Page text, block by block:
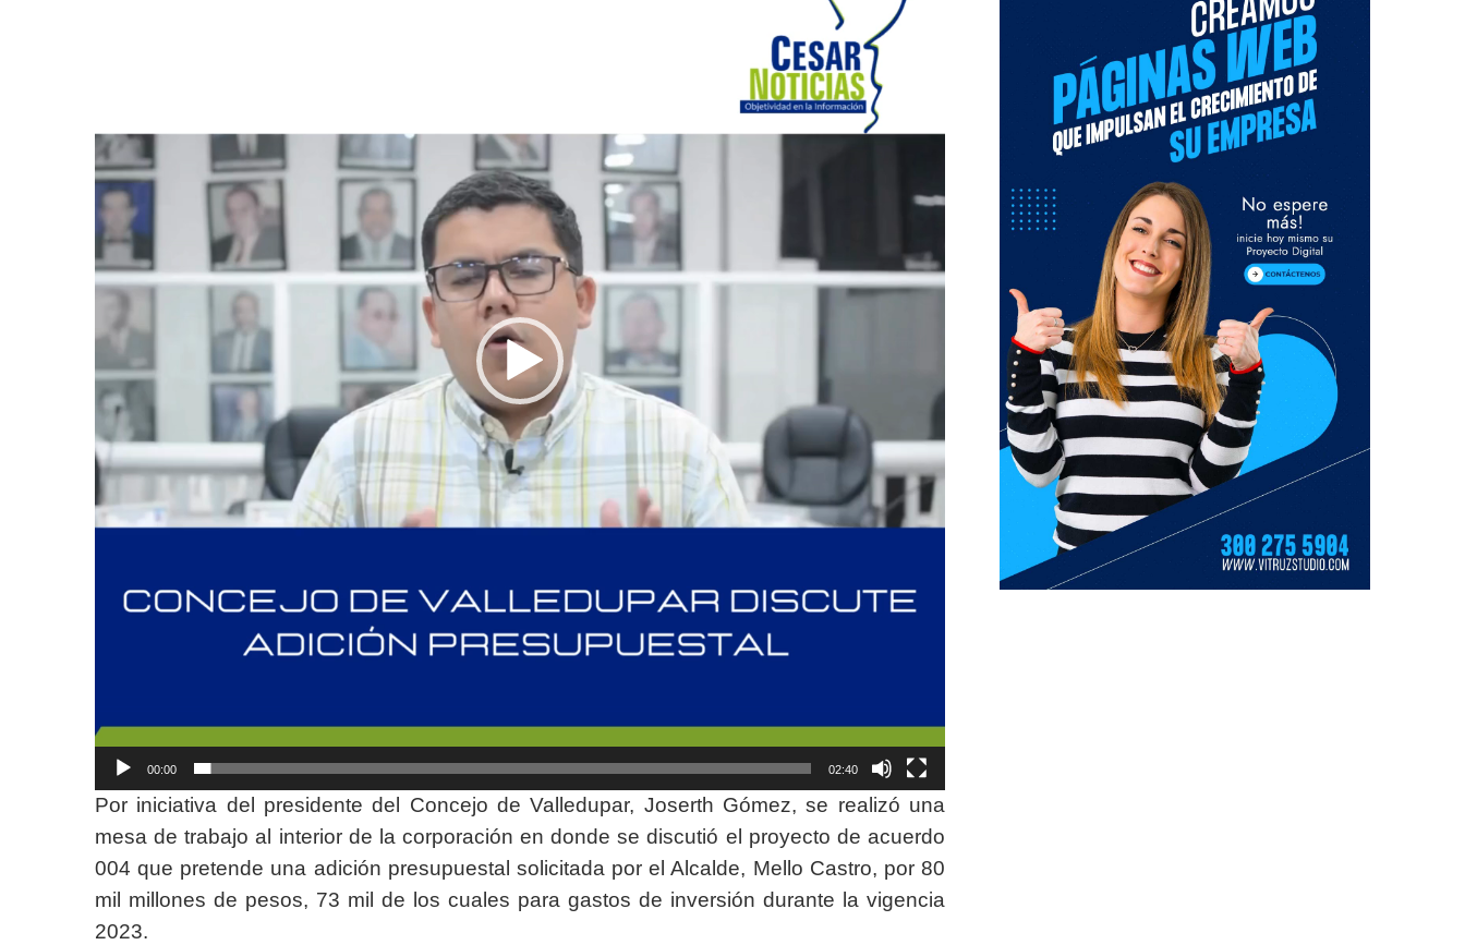
00:00 02:40
Por iniciativa del presidente del Concejo de Valledupar, Joserth Gómez, se realizó una
mesa de trabajo al interior de la corporación en donde se discutió el proyecto de acuerdo
004 que pretende una adición presupuestal solicitada por el Alcalde, Mello Castro, por 80
mil millones de pesos, 73 mil de los cuales para gastos de inversión durante la vigencia
2023.